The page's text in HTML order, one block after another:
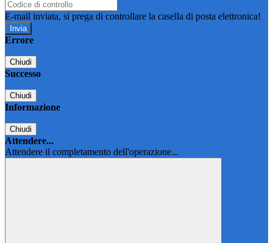
E-mail inviata, si prega di controllare la casella di posta elettronica!
Errore
Chiudi
Successo
Chiudi
Informazione
Chiudi
Attendere...
Attendere il completamento dell'operazione...